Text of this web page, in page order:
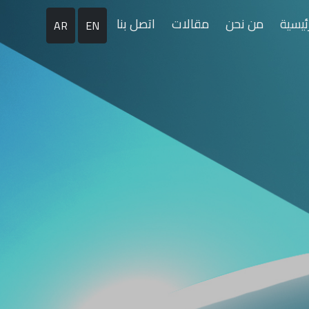
من نحن مقالات اتصل بنا EN
AR